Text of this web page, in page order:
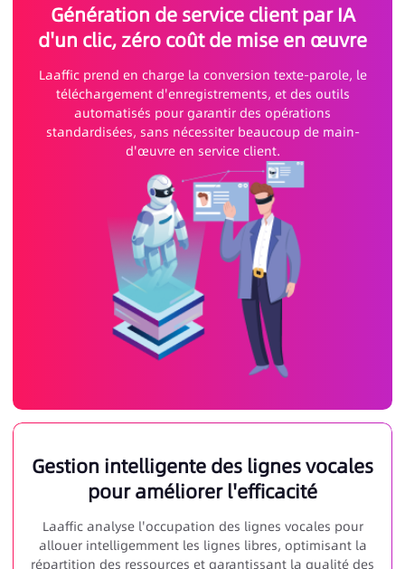
Génération de service client par IA
d'un clic, zéro coût de mise en œuvre
Laaffic prend en charge la conversion texte-parole, le
téléchargement d'enregistrements, et des outils
automatisés pour garantir des opérations
standardisées, sans nécessiter beaucoup de main-
d'œuvre en service client.
Gestion intelligente des lignes vocales
pour améliorer l'efficacité
Laaffic analyse l'occupation des lignes vocales pour
allouer intelligemment les lignes libres, optimisant la
répartition des ressources et garantissant la qualité des